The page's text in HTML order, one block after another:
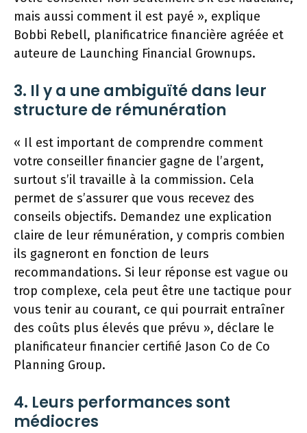
mais aussi comment il est payé », explique
Bobbi Rebell, planificatrice financière agréée et
auteure de Launching Financial Grownups.
3. Il y a une ambiguïté dans leur
structure de rémunération
« Il est important de comprendre comment
votre conseiller financier gagne de l’argent,
surtout s’il travaille à la commission. Cela
permet de s’assurer que vous recevez des
conseils objectifs. Demandez une explication
claire de leur rémunération, y compris combien
ils gagneront en fonction de leurs
recommandations. Si leur réponse est vague ou
trop complexe, cela peut être une tactique pour
vous tenir au courant, ce qui pourrait entraîner
des coûts plus élevés que prévu », déclare le
planificateur financier certifié Jason Co de Co
Planning Group.
4. Leurs performances sont
médiocres